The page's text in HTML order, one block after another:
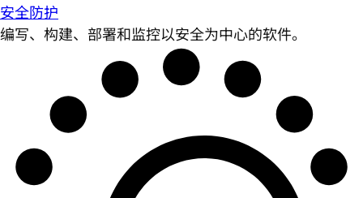
安全防护
编写、构建、部署和监控以安全为中心的软件。